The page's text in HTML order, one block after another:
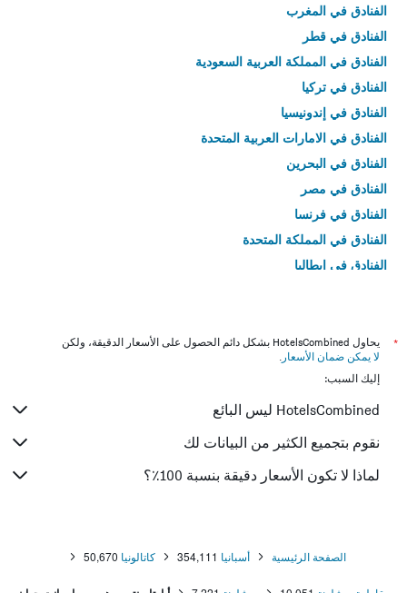
الفنادق في المغرب
الفنادق في قطر
الفنادق في المملكة العربية السعودية
الفنادق في تركيا
الفنادق في إندونيسيا
الفنادق في الامارات العربية المتحدة
الفنادق في البحرين
الفنادق في مصر
الفنادق في فرنسا
الفنادق في المملكة المتحدة
الفنادق في إيطاليا
*
يحاول HotelsCombined بشكل دائم الحصول على الأسعار الدقيقة، ولكن
لا يمكن ضمان الأسعار .
إليك السبب:
HotelsCombined ليس البائع
نقوم بتجميع الكثير من البيانات لك
لماذا لا تكون الأسعار دقيقة بنسبة 100٪؟
الصفحة الرئيسية أسبانيا 354,111 كاتالونيا 50,670